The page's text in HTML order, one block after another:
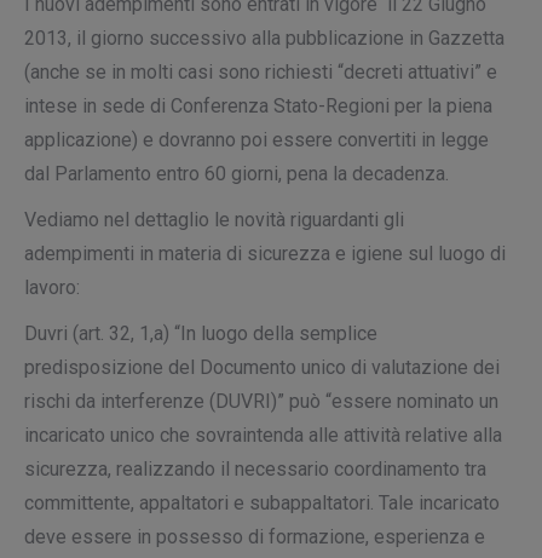
2013, il giorno successivo alla pubblicazione in Gazzetta
(anche se in molti casi sono richiesti “decreti attuativi” e
intese in sede di Conferenza Stato-Regioni per la piena
applicazione) e dovranno poi essere convertiti in legge
dal Parlamento entro 60 giorni, pena la decadenza.
Vediamo nel dettaglio le novità riguardanti gli
adempimenti in materia di sicurezza e igiene sul luogo di
lavoro:
Duvri (art. 32, 1,a) “In luogo della semplice
predisposizione del Documento unico di valutazione dei
rischi da interferenze (DUVRI)” può “essere nominato un
incaricato unico che sovraintenda alle attività relative alla
sicurezza, realizzando il necessario coordinamento tra
committente, appaltatori e subappaltatori. Tale incaricato
deve essere in possesso di formazione, esperienza e